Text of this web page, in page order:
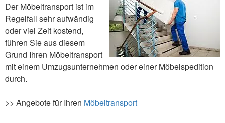
Der Möbeltransport ist im
Regelfall sehr aufwändig
oder viel Zeit kostend,
führen Sie aus diesem
Grund Ihren Möbeltransport
mit einem Umzugsunternehmen oder einer Möbelspedition
durch.
>> Angebote für Ihren Möbeltransport